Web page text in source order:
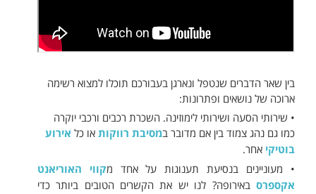
בין שאר הדברים שנטפל ונארגן בעבורכם תוכלו למצוא רשימה
ארוכה של נושאים ופתרונות:
• שירותי הסעה ושירותי לימוזינה. השכרת רכבים ורכבי יוקרה
כמו גם נהג צמוד בין אם מדובר במסיבת רווקות או כל אירוע
בוטיקי אחר.
• מעוניינים בנסיעת תענוגות על אחד מקווי האוריאנט
אקספרס באירופה? לנו יש את הקשרים הטובים ביותר כדי